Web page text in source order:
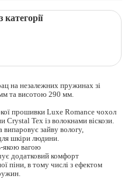
категорії
на незалежних пружинах зі
та висотою 290 мм.
прошивки Luxe Romance чохол
Crystal Tex із волокнами віскози.
випаровує зайву вологу,
шкіри людини.
якою вагою
додатковий комфорт
піни, в тому числі з ефектом